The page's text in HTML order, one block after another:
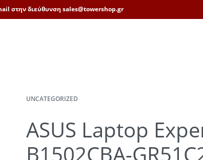
στην διεύθυνση sales@towershop.gr
UNCATEGORIZED
ASUS Laptop
B1502CBA-